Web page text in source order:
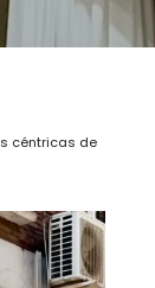
céntricas de